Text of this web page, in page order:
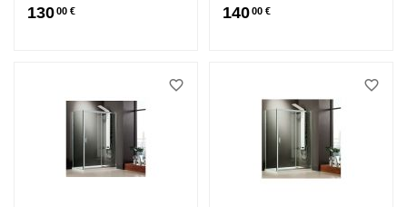
13000 € 14000 €